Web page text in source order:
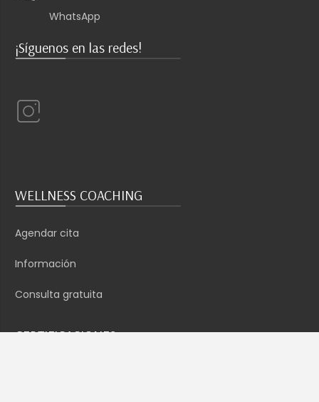
WhatsApp
¡Síguenos en las redes!
WELLNESS COACHING
Agendar cita
Información
Consulta gratuita
CERTIFICACIONES